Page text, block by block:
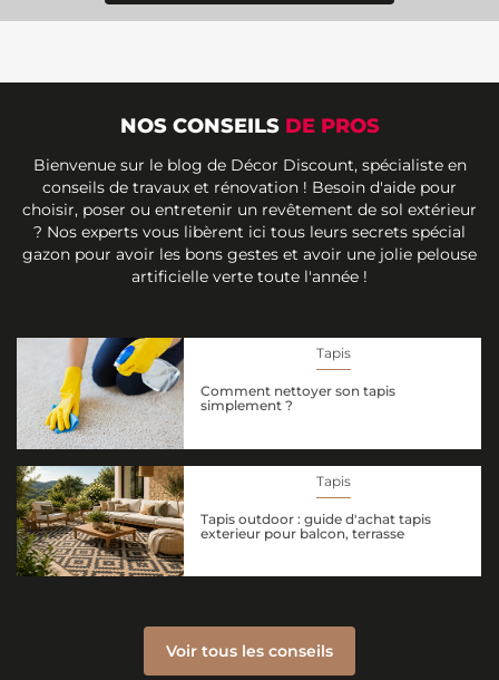
NOS CONSEILS DE PROS
Bienvenue sur le blog de Décor Discount, spécialiste en
conseils de travaux et rénovation ! Besoin d'aide pour
choisir, poser ou entretenir un revêtement de sol extérieur
? Nos experts vous libèrent ici tous leurs secrets spécial
gazon pour avoir les bons gestes et avoir une jolie pelouse
artificielle verte toute l'année !
Tapis
Comment nettoyer son tapis
simplement ?
Tapis
Tapis outdoor : guide d'achat tapis
exterieur pour balcon, terrasse
Voir tous les conseils